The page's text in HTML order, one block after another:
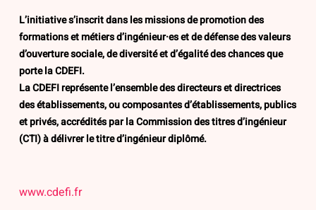
L’initiative s’inscrit dans les missions de promotion des
formations et métiers d’ingénieur·es et de défense des valeurs
d’ouverture sociale, de diversité et d’égalité des chances que
porte la CDEFI.
La CDEFI représente l’ensemble des directeurs et directrices
des établissements, ou composantes d’établissements, publics
et privés, accrédités par la Commission des titres d’ingénieur
(CTI) à délivrer le titre d’ingénieur diplômé.
www.cdefi.fr